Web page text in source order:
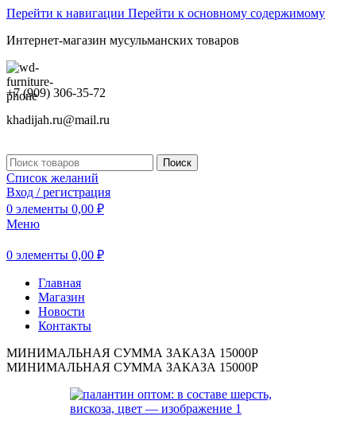
Перейти к навигации Перейти к основному содержимому
Интернет-магазин мусульманских товаров
+7 (909) 306-35-72
khadijah.ru@mail.ru
Поиск
Список желаний
Вход / регистрация
0 элементы 0,00 ₽
Меню
0 элементы 0,00 ₽
Главная
Магазин
Новости
Контакты
МИНИМАЛЬНАЯ СУММА ЗАКАЗА 15000Р
МИНИМАЛЬНАЯ СУММА ЗАКАЗА 15000Р